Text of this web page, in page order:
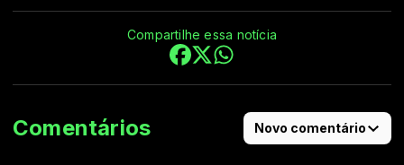
Compartilhe essa notícia
Comentários Novo comentário